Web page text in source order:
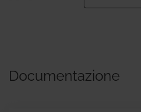
HPCY010: COP 4,43 - EER
Documentazione